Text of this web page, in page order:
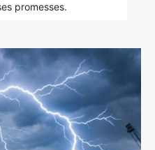
promesses.